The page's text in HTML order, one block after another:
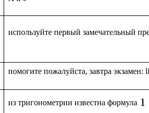
используйте первый замечательный
из тригонометрии известна формула